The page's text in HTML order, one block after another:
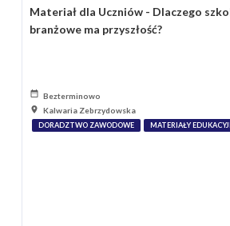
Materiał dla Uczniów - Dlaczego
branżowe ma przyszłość?
Bezterminowo
Kalwaria Zebrzydowska
DORADZTWO ZAWODOWE MATERIAŁY